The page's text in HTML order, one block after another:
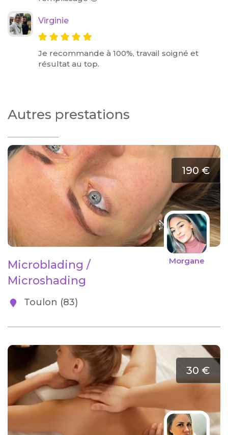
Virginie
Je recommande à 100%, travail soigné et
résultat au top.
Autres prestations
190 €
Morgane
Microblading /
Microshading
Toulon (83)
30 €